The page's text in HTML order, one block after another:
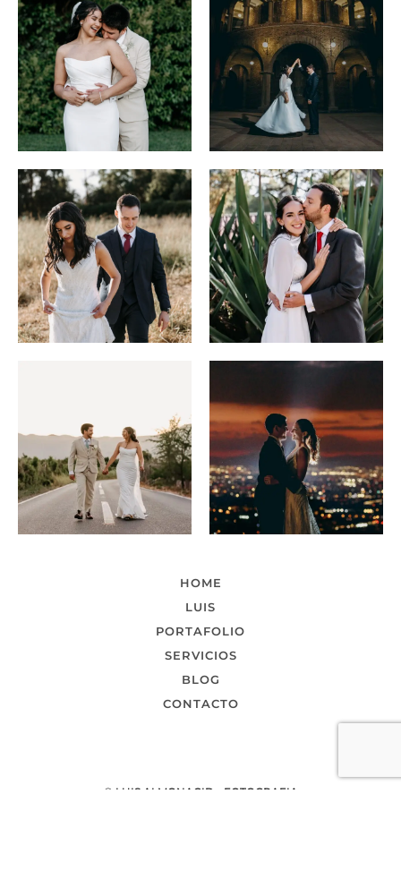
HOME
LUIS
PORTAFOLIO
SERVICIOS
BLOG
CONTACTO
© LUIS ALMONACID - FOTOGRAFIA